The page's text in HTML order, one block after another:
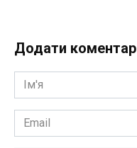
Додати коментар
Ім'я
*
Email
*